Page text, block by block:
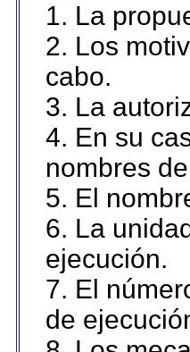
1. La
2. Los
cabo.
3. La
4. En su
nombres
5. El
6. La
ejecución.
7. El
de